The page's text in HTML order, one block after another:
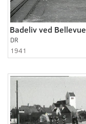
Badeliv ved Bellevue
DR
1941